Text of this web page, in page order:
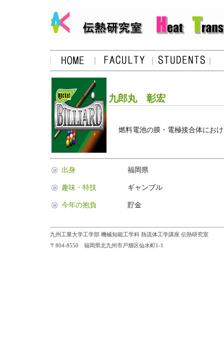
九郎丸 彰宏
燃料電池の膜・電極接合体にお
出身 福岡県
趣味・特技 ギャンブル
今年の抱負 貯金
九州工業大学工学部 機械知能工学科 熱流体工学講座 伝熱研究室
〒804-8550 福岡県北九州市戸畑区仙水町1-1